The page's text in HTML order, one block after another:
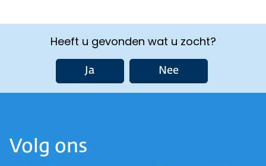
Heeft u gevonden wat u zocht?
Ja Nee
Volg ons